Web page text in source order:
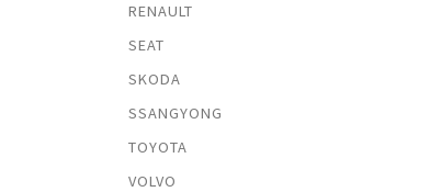
RENAULT
SEAT
SKODA
SSANGYONG
TOYOTA
VOLVO